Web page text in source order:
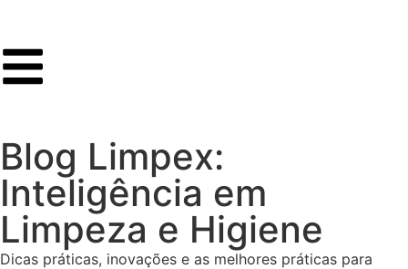
Blog Limpex:
Inteligência em
Limpeza e Higiene
Dicas práticas, inovações e as melhores práticas para